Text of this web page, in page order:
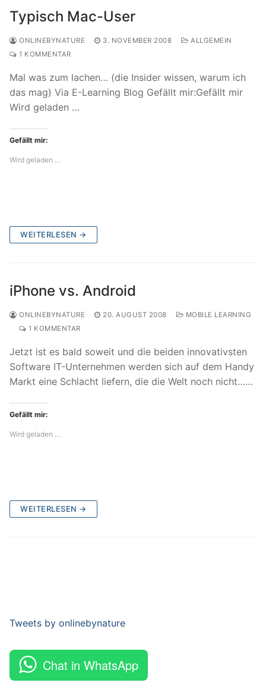
Typisch Mac-User
ONLINEBYNATURE 3. NOVEMBER 2008
ALLGEMEIN
1 KOMMENTAR
Mal was zum lachen… (die Insider wissen, warum ich
das mag) Via E-Learning Blog Gefällt mir:Gefällt mir
Wird geladen …
Gefällt mir:
Wird geladen …
WEITERLESEN →
iPhone vs. Android
ONLINEBYNATURE 20. AUGUST 2008
MOBILE LEARNING
1 KOMMENTAR
Jetzt ist es bald soweit und die beiden innovativsten
Software IT-Unternehmen werden sich auf dem Handy
Markt eine Schlacht liefern, die die Welt noch nicht……
Gefällt mir:
Wird geladen …
WEITERLESEN →
Tweets by onlinebynature
Chat in WhatsApp